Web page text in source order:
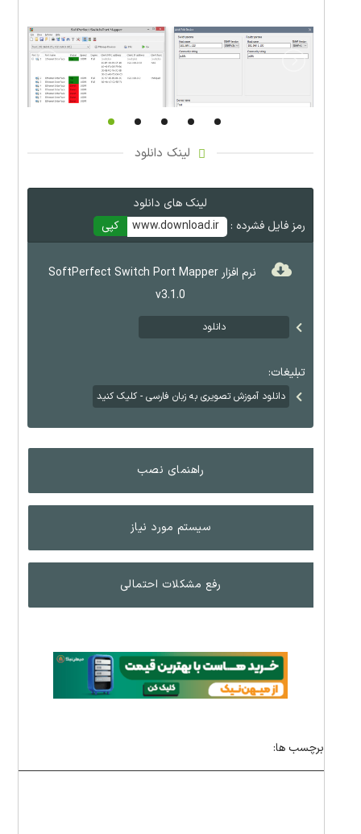
لینک دانلود
لینک های دانلود
رمز فایل فشرده :
www.download.ir کپی
نرم افزار SoftPerfect Switch Port Mapper
v3.1.0
دانلود
تبلیغات:
دانلود آموزش تصویری به زبان فارسی - کلیک کنید
راهنمای نصب
سیستم مورد نیاز
رفع مشکلات احتمالی
برچسب ها: